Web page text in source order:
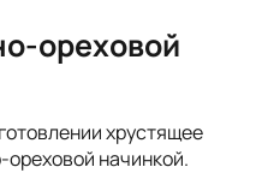
ореховой
хрустящее
начинкой.